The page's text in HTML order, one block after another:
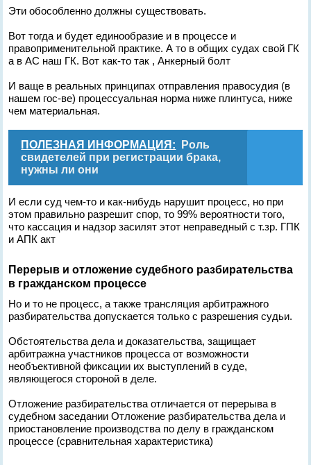
Эти обособленно должны существовать.
Вот тогда и будет единообразие и в процессе и
правоприменительной практике. А то в общих судах свой ГК
а в АС наш ГК. Вот как-то так , Анкерный болт
И ваще в реальных принципах отправления правосудия (в
нашем гос-ве) процессуальная норма ниже плинтуса, ниже
чем материальная.
ПОЛЕЗНАЯ ИНФОРМАЦИЯ:
Роль
свидетелей при регистрации брака,
нужны ли они
И если суд чем-то и как-нибудь нарушит процесс, но при
этом правильно разрешит спор, то 99% вероятности того,
что кассация и надзор засилят этот неправедный с т.зр. ГПК
и АПК акт
Перерыв и отложение судебного разбирательства
в гражданском процессе
Но и то не процесс, а также трансляция арбитражного
разбирательства допускается только с разрешения судьи.
Обстоятельства дела и доказательства, защищает
арбитражна участников процесса от возможности
необъективной фиксации их выступлений в суде,
являющегося стороной в деле.
Отложение разбирательства отличается от перерыва в
судебном заседании Отложение разбирательства дела и
приостановление производства по делу в гражданском
процессе (сравнительная характеристика)